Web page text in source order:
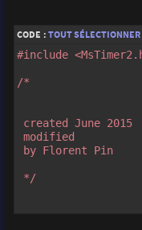
CODE : TOUT SÉLECTIONNER
#include
/*
created June 2015
modified
by Florent Pin
*/